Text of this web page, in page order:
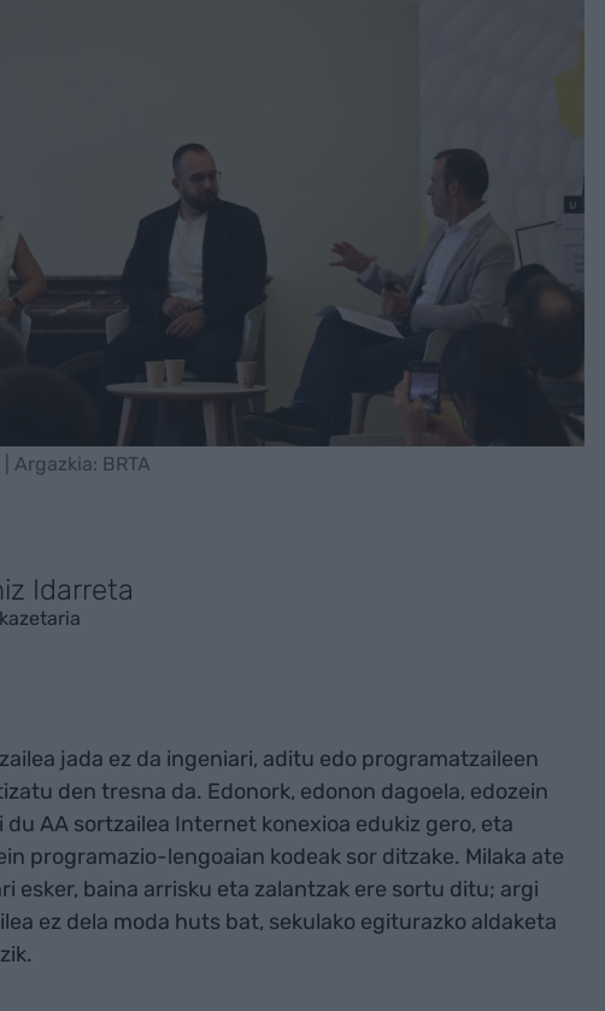
Argazkia: BRTA
Idarreta
jada ez da ingeniari, aditu edo programatzaileen
den tresna da. Edonork, edonon dagoela, edozein
AA sortzailea Internet konexioa edukiz gero, eta
programazio-lengoaian kodeak sor ditzake. Milaka ate
esker, baina arrisku eta zalantzak ere sortu ditu; argi
ez dela moda huts bat, sekulako egiturazko aldaketa